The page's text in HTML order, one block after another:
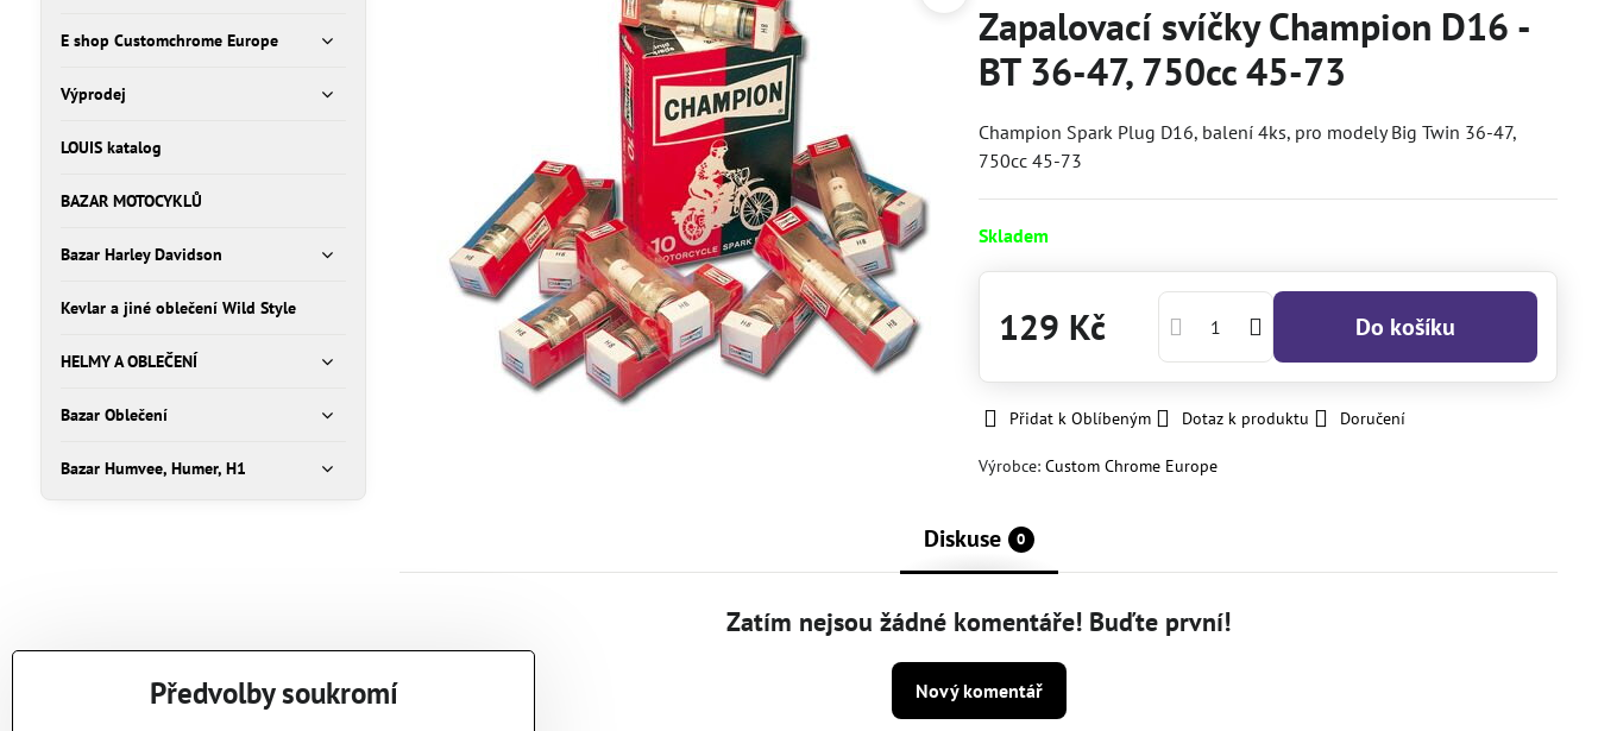
Zapalovací svíčky Champion D16 -
BT 36-47, 750cc 45-73
Champion Spark Plug D16, balení 4ks, pro modely Big Twin 36-47,
750cc 45-73
Skladem
129 Kč Do košíku
Přidat k Oblíbeným Dotaz k produktu Doručení
Výrobce:Custom Chrome Europe
Diskuse 0
Zatím nejsou žádné komentáře! Buďte první!
Nový komentář
E shop Customchrome Europe
Výprodej
LOUIS katalog
BAZAR MOTOCYKLŮ
Bazar Harley Davidson
Kevlar a jiné oblečení Wild Style
HELMY A OBLEČENÍ
Bazar Oblečení
Bazar Humvee, Humer, H1
Předvolby soukromí